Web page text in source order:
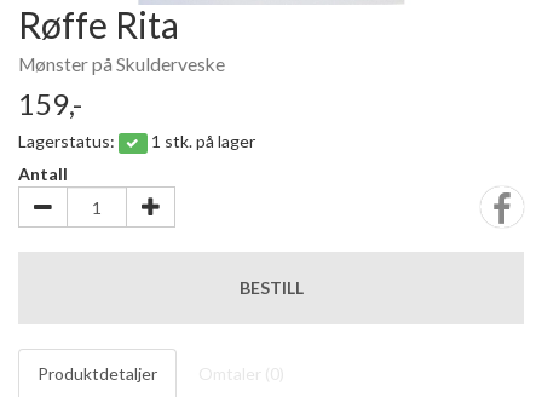
Røffe Rita
Mønster på Skulderveske
159,-
Lagerstatus:
1 stk. på lager
Antall
BESTILL
Produktdetaljer Omtaler (0)